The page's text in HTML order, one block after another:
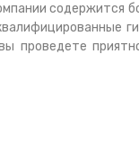
содержится
проведете